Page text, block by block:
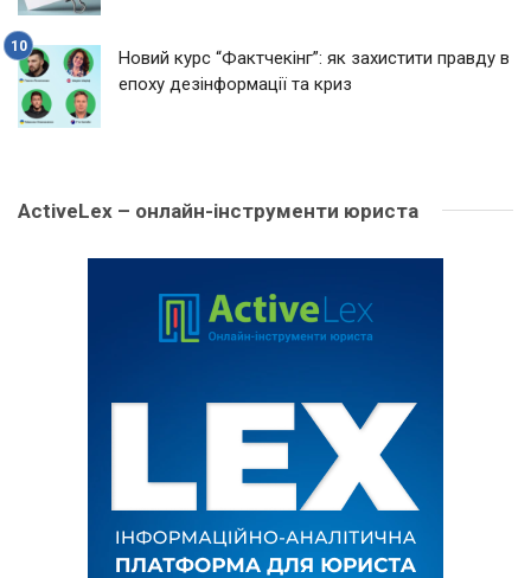
Новий курс “Фактчекінг”: як захистити правду в
епоху дезінформації та криз
ActiveLex – онлайн-інструменти юриста